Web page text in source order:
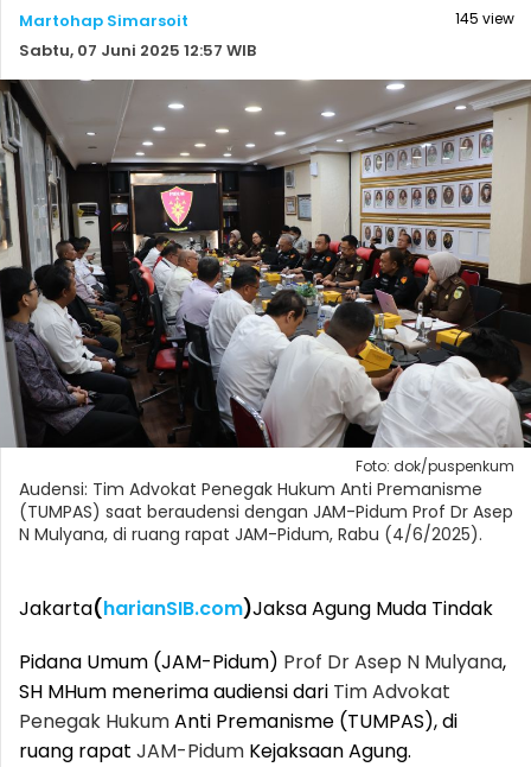
Martohap Simarsoit
Sabtu, 07 Juni 2025 12:57 WIB
145 view
Foto: dok/puspenkum
Audensi: Tim Advokat Penegak Hukum Anti Premanisme
(TUMPAS) saat beraudensi dengan JAM-Pidum Prof Dr Asep
N Mulyana, di ruang rapat JAM-Pidum, Rabu (4/6/2025).
Jakarta(harianSIB.com)Jaksa Agung Muda Tindak
Pidana Umum (JAM-Pidum) Prof Dr Asep N Mulyana,
SH MHum menerima audiensi dari Tim Advokat
Penegak HukumAnti Premanisme (TUMPAS), di
ruang rapat JAM-Pidum Kejaksaan Agung.